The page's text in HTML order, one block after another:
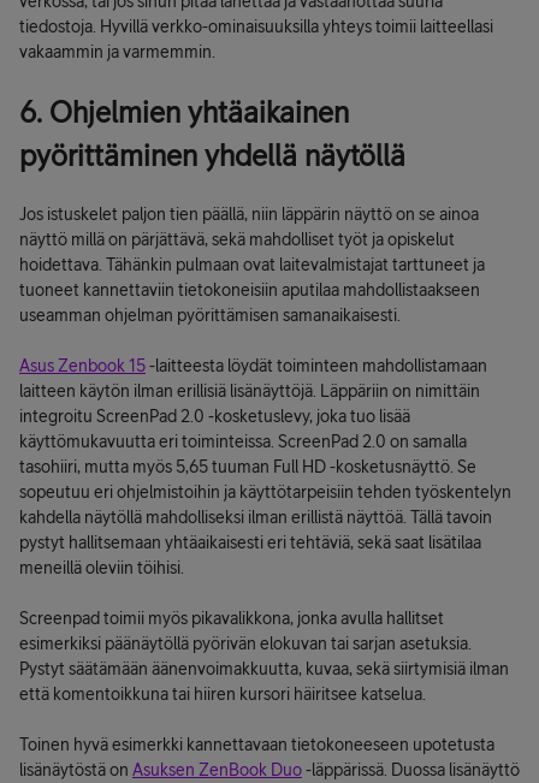
tiedostoja. Hyvillä verkko-ominaisuuksilla yhteys toimii laitteellasi
vakaammin ja varmemmin.
6. Ohjelmien yhtäaikainen
pyörittäminen yhdellä näytöllä
Jos istuskelet paljon tien päällä, niin läppärin näyttö on se ainoa
näyttö millä on pärjättävä, sekä mahdolliset työt ja opiskelut
hoidettava. Tähänkin pulmaan ovat laitevalmistajat tarttuneet ja
tuoneet kannettaviin tietokoneisiin aputilaa mahdollistaakseen
useamman ohjelman pyörittämisen samanaikaisesti.
Asus Zenbook 15-laitteesta löydät toiminteen mahdollistamaan
laitteen käytön ilman erillisiä lisänäyttöjä. Läppäriin on nimittäin
integroitu ScreenPad 2.0 -kosketuslevy, joka tuo lisää
käyttömukavuutta eri toiminteissa. ScreenPad 2.0 on samalla
tasohiiri, mutta myös 5,65 tuuman Full HD -kosketusnäyttö. Se
sopeutuu eri ohjelmistoihin ja käyttötarpeisiin tehden työskentelyn
kahdella näytöllä mahdolliseksi ilman erillistä näyttöä. Tällä tavoin
pystyt hallitsemaan yhtäaikaisesti eri tehtäviä, sekä saat lisätilaa
meneillä oleviin töihisi.
Screenpad toimii myös pikavalikkona, jonka avulla hallitset
esimerkiksi päänäytöllä pyörivän elokuvan tai sarjan asetuksia.
Pystyt säätämään äänenvoimakkuutta, kuvaa, sekä siirtymisiä ilman
että komentoikkuna tai hiiren kursori häiritsee katselua.
Toinen hyvä esimerkki kannettavaan tietokoneeseen upotetusta
lisänäytöstä on Asuksen ZenBook Duo-läppärissä. Duossa lisänäyttö